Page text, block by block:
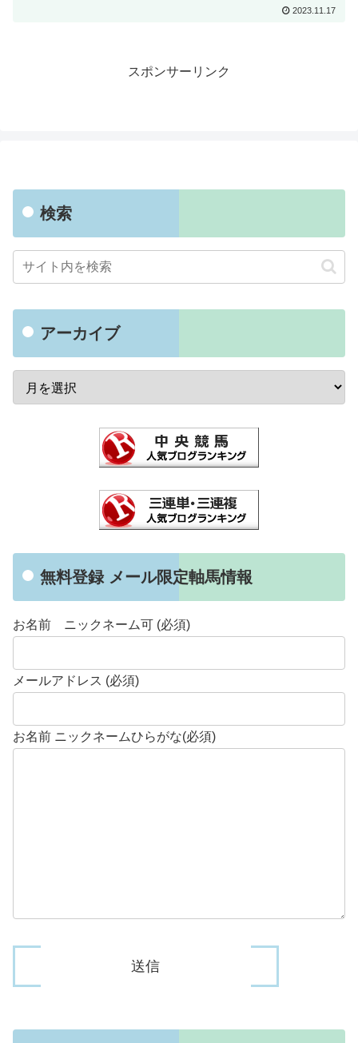
2023.11.17
スポンサーリンク
検索
アーカイブ
無料登録 メール限定軸馬情報
お名前 ニックネーム可 (必須)
メールアドレス (必須)
お名前 ニックネームひらがな(必須)